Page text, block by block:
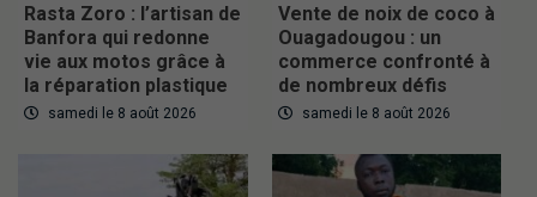
Rasta Zoro : l’artisan de
Banfora qui redonne
vie aux motos grâce à
la réparation plastique
samedi le 8 août 2026
Vente de noix de coco à
Ouagadougou : un
commerce confronté à
de nombreux défis
samedi le 8 août 2026